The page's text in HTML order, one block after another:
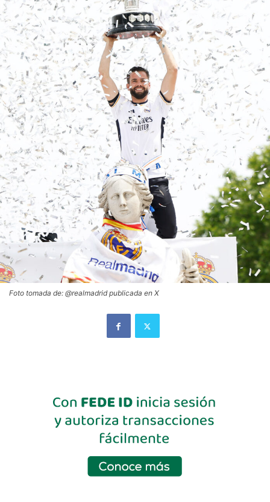
Foto tomada de: @realmadrid publicada en X